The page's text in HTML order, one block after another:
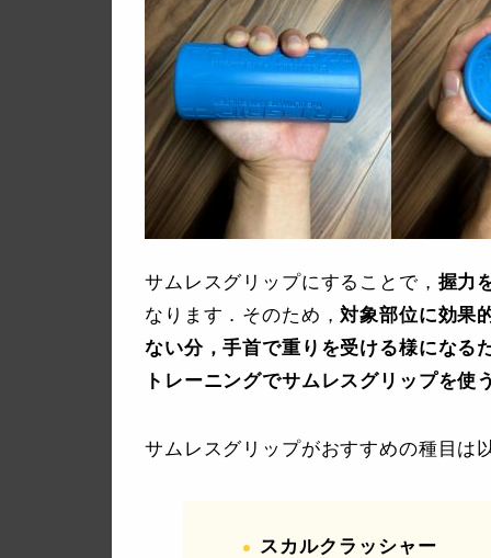
サムレスグリップにすることで， 握力
なります．そのため，対象部位に効果
ない分，手首で重りを受ける様になる
トレーニングでサムレスグリップを使
サムレスグリップがおすすめの種目は
スカルクラッシャー